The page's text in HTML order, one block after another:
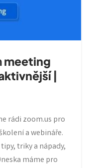
meeting
|
rádi zoom.us pro
a webináře.
triky a nápady,
máme pro